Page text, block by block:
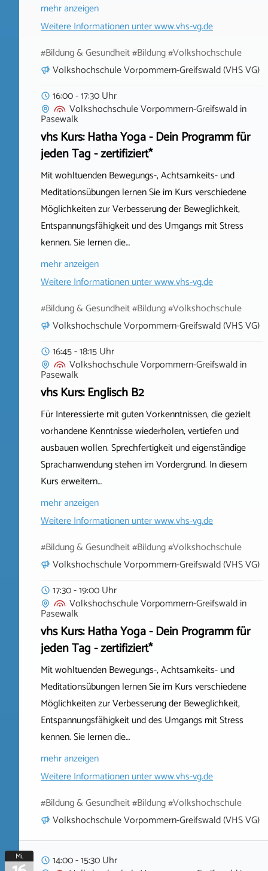
mehr anzeigen
Weitere Informationen unterwww.vhs-vg.de
#Bildung & Gesundheit #Bildung #Volkshochschule
Volkshochschule Vorpommern-Greifswald (VHS VG)
16:00 - 17:30 Uhr
Volkshochschule Vorpommern-Greifswaldin
Pasewalk
vhs Kurs: Hatha Yoga - Dein Programm für
jeden Tag - zertifiziert*
Mit wohltuenden Bewegungs-, Achtsamkeits- und
Meditationsübungen lernen Sie im Kurs verschiedene
Möglichkeiten zur Verbesserung der Beweglichkeit,
Entspannungsfähigkeit und des Umgangs mit Stress
kennen. Sie lernen die…
mehr anzeigen
Weitere Informationen unterwww.vhs-vg.de
#Bildung & Gesundheit #Bildung #Volkshochschule
Volkshochschule Vorpommern-Greifswald (VHS VG)
16:45 - 18:15 Uhr
Volkshochschule Vorpommern-Greifswaldin
Pasewalk
vhs Kurs: Englisch B2
Für Interessierte mit guten Vorkenntnissen, die gezielt
vorhandene Kenntnisse wiederholen, vertiefen und
ausbauen wollen. Sprechfertigkeit und eigenständige
Sprachanwendung stehen im Vordergrund. In diesem
Kurs erweitern…
mehr anzeigen
Weitere Informationen unterwww.vhs-vg.de
#Bildung & Gesundheit #Bildung #Volkshochschule
Volkshochschule Vorpommern-Greifswald (VHS VG)
17:30 - 19:00 Uhr
Volkshochschule Vorpommern-Greifswaldin
Pasewalk
vhs Kurs: Hatha Yoga - Dein Programm für
jeden Tag - zertifiziert*
Mit wohltuenden Bewegungs-, Achtsamkeits- und
Meditationsübungen lernen Sie im Kurs verschiedene
Möglichkeiten zur Verbesserung der Beweglichkeit,
Entspannungsfähigkeit und des Umgangs mit Stress
kennen. Sie lernen die…
mehr anzeigen
Weitere Informationen unterwww.vhs-vg.de
#Bildung & Gesundheit #Bildung #Volkshochschule
Volkshochschule Vorpommern-Greifswald (VHS VG)
Mi.
14:00 - 15:30 Uhr